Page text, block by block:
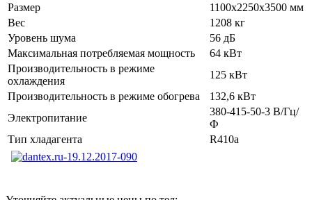
Размер
1100х2250х3500 мм
Вес
1208 кг
Уровень шума
56 дБ
Максимальная потребляемая мощность
64 кВт
Производительность в режиме
охлаждения
125 кВт
Производительность в режиме обогрева
132,6 кВт
Электропитание
380-415-50-3 В/Гц/
Ф
Тип хладагента
R410a